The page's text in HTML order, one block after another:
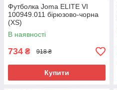
Футболка Joma ELITE VI
100949.011 бірюзово-чорна
(XS)
В наявності
734 ₴ 918 ₴
Купити